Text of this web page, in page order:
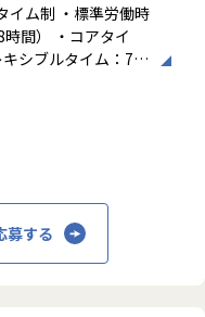
：デプスインタビュ
した改善プロジェク
イピング、検証、
ライン診療プラット
計の診療実績が800
。
日常的に対話しなが
事者向けシステムや
に関わることができ
従事者、事業チーム
としてのポジショニ
ライアントへの本格
れかを満たす企業
案活動を展開してい
スの構築（AI Codin
築およびデザインシ
となり、企画から分
ます。事業の初期段
イム制 ・標準労働時
間） ・コアタイ
シブルタイム：7:0
募する